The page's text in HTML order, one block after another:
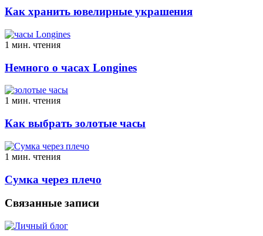
Как хранить ювелирные украшения
1 мин. чтения
Немного о часах Longines
1 мин. чтения
Как выбрать золотые часы
1 мин. чтения
Сумка через плечо
Связанные записи